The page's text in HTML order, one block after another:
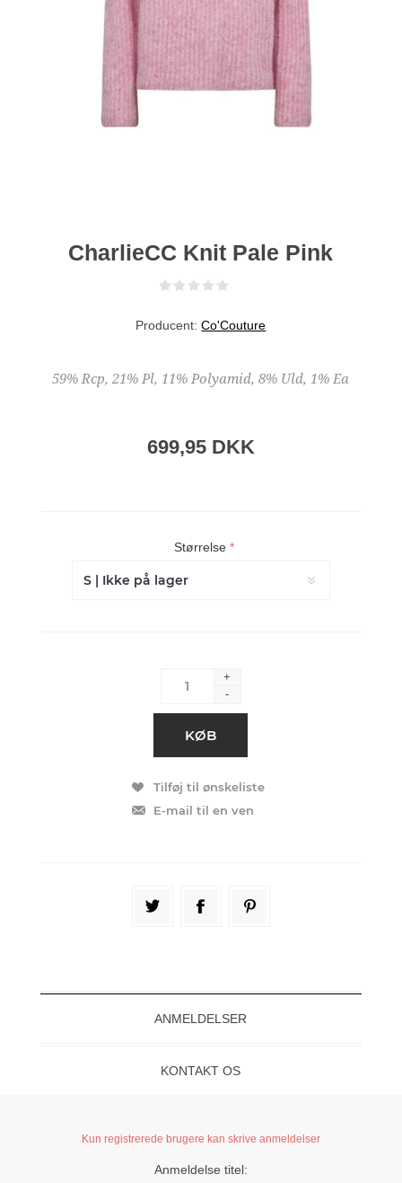
CharlieCC Knit Pale Pink
Producent: Co'Couture
59% Rcp, 21% Pl, 11% Polyamid, 8% Uld, 1% Ea
699,95 DKK
Størrelse*
+
-
ANMELDELSER
KONTAKT OS
Kun registrerede brugere kan skrive anmeldelser
Anmeldelse titel: